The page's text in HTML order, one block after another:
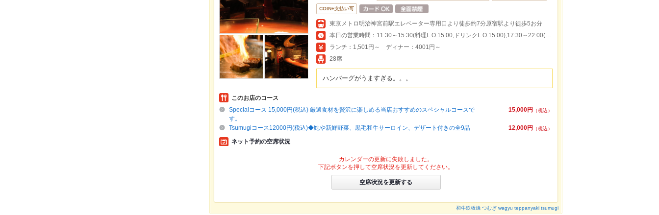
COIN+支払い可
東京メトロ明治神宮前駅エレベーター専用口より徒歩約7分原宿駅より徒歩5お分
本日の営業時間：11:30～15:30(料理L.O.15:00,ドリンクL.O.15:00),17:30～22:00(料理L.O.21:00,ドリンクL.O.21:30)
ランチ：1,501円～ ディナー：4001円～
28席
ハンバーグがうますぎる。。。
このお店のコース
15,000円
（税込）
Specialコース 15,000円(税込) 厳選食材を贅沢に楽しめる当店おすすめのスペシャルコースで
す。
12,000円
（税込）
Tsumugiコース12000円(税込)◆鮑や新鮮野菜、黒毛和牛サーロイン、デザート付きの全9品
ネット予約の空席状況
カレンダーの更新に失敗しました。
下記ボタンを押して空席状況を更新してください。
空席状況を更新する
和牛鉄板焼 つむぎ wagyu teppanyaki tsumugi